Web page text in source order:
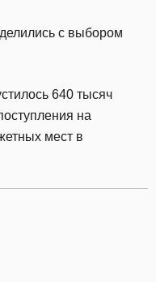
с выбором
640 тысяч
на
мест в